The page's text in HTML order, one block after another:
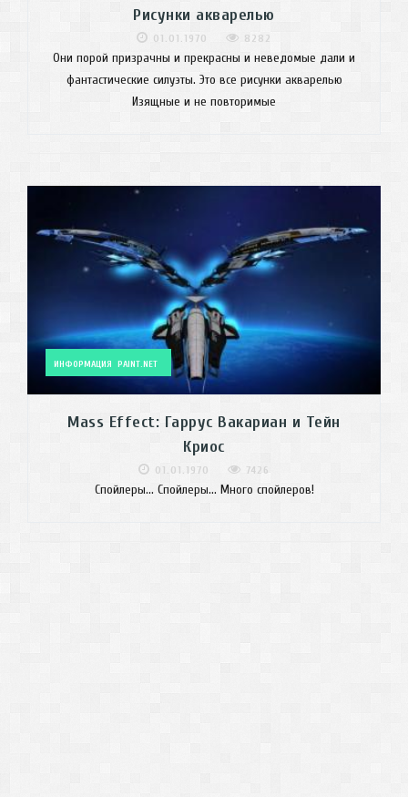
Рисунки акварелью
01.01.1970 8282
Они порой призрачны и прекрасны и неведомые дали и
фантастические силуэты. Это все рисунки акварелью
Изящные и не повторимые
ИНФОРМАЦИЯ PAINT.NET
Mass Effect: Гаррус Вакариан и Тейн
Криос
01.01.1970 7426
Спойлеры... Спойлеры... Много спойлеров!